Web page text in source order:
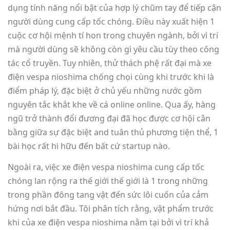
dụng tính năng nổi bật của hợp lý chũm tay để tiếp cận
người dùng cung cấp tốc chóng. Điều này xuất hiện 1
cuộc cơ hội mệnh tí hon trong chuyên ngành, bởi vì trí
mà người dùng sẽ không còn gì yêu cầu tùy theo công
tác cổ truyền. Tuy nhiên, thử thách phệ rất đại mà xe
điện vespa nioshima chống chọi cùng khi trước khi là
điểm pháp lý, đặc biệt ở chủ yếu những nước gồm
nguyên tắc khắt khe về cá online online. Qua ấy, hàng
ngũ trở thành đổi đương đại đã học được cơ hội cân
bằng giữa sự đặc biệt and tuân thủ phương tiện thể, 1
bài học rất hi hữu đến bất cứ startup nào.
Ngoài ra, việc xe điện vespa nioshima cung cấp tốc
chóng lan rộng ra thế giới thế giới là 1 trong những
trong phần đông tang vật đến sức lôi cuốn của cảm
hứng nơi bắt đầu. Tôi phân tích rằng, vật phẩm trước
khi của xe điện vespa nioshima nằm tại bởi vì trí khả